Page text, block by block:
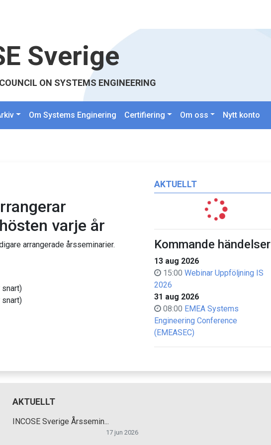
Sverige
ON SYSTEMS ENGINEERING
Om Systems Enginering Certifiering Om oss Nytt konto
AKTUELLT
Kommande händelser
13 aug 2026
15:00 Webinar Uppföljning IS
2026
31 aug 2026
08:00 EMEA Systems
Engineering Conference
(EMEASEC)
varje år
arrangerade årsseminarier.
snart)
snart)
AKTUELLT
INCOSE Sverige Årssemin...
17 jun 2026